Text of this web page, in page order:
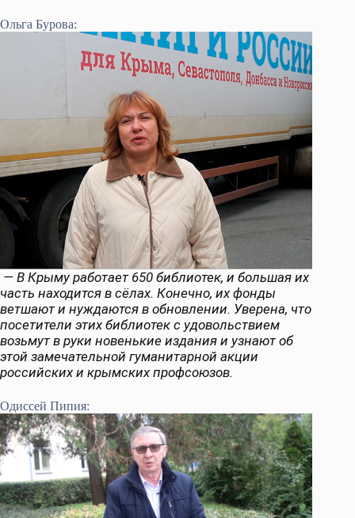
Ольга Бурова:
— В Крыму работает 650 библиотек, и большая их
часть находится в сёлах. Конечно, их фонды
ветшают и нуждаются в обновлении. Уверена, что
посетители этих библиотек с удовольствием
возьмут в руки новенькие издания и узнают об
этой замечательной гуманитарной акции
российских и крымских профсоюзов.
Одиссей Пипия: